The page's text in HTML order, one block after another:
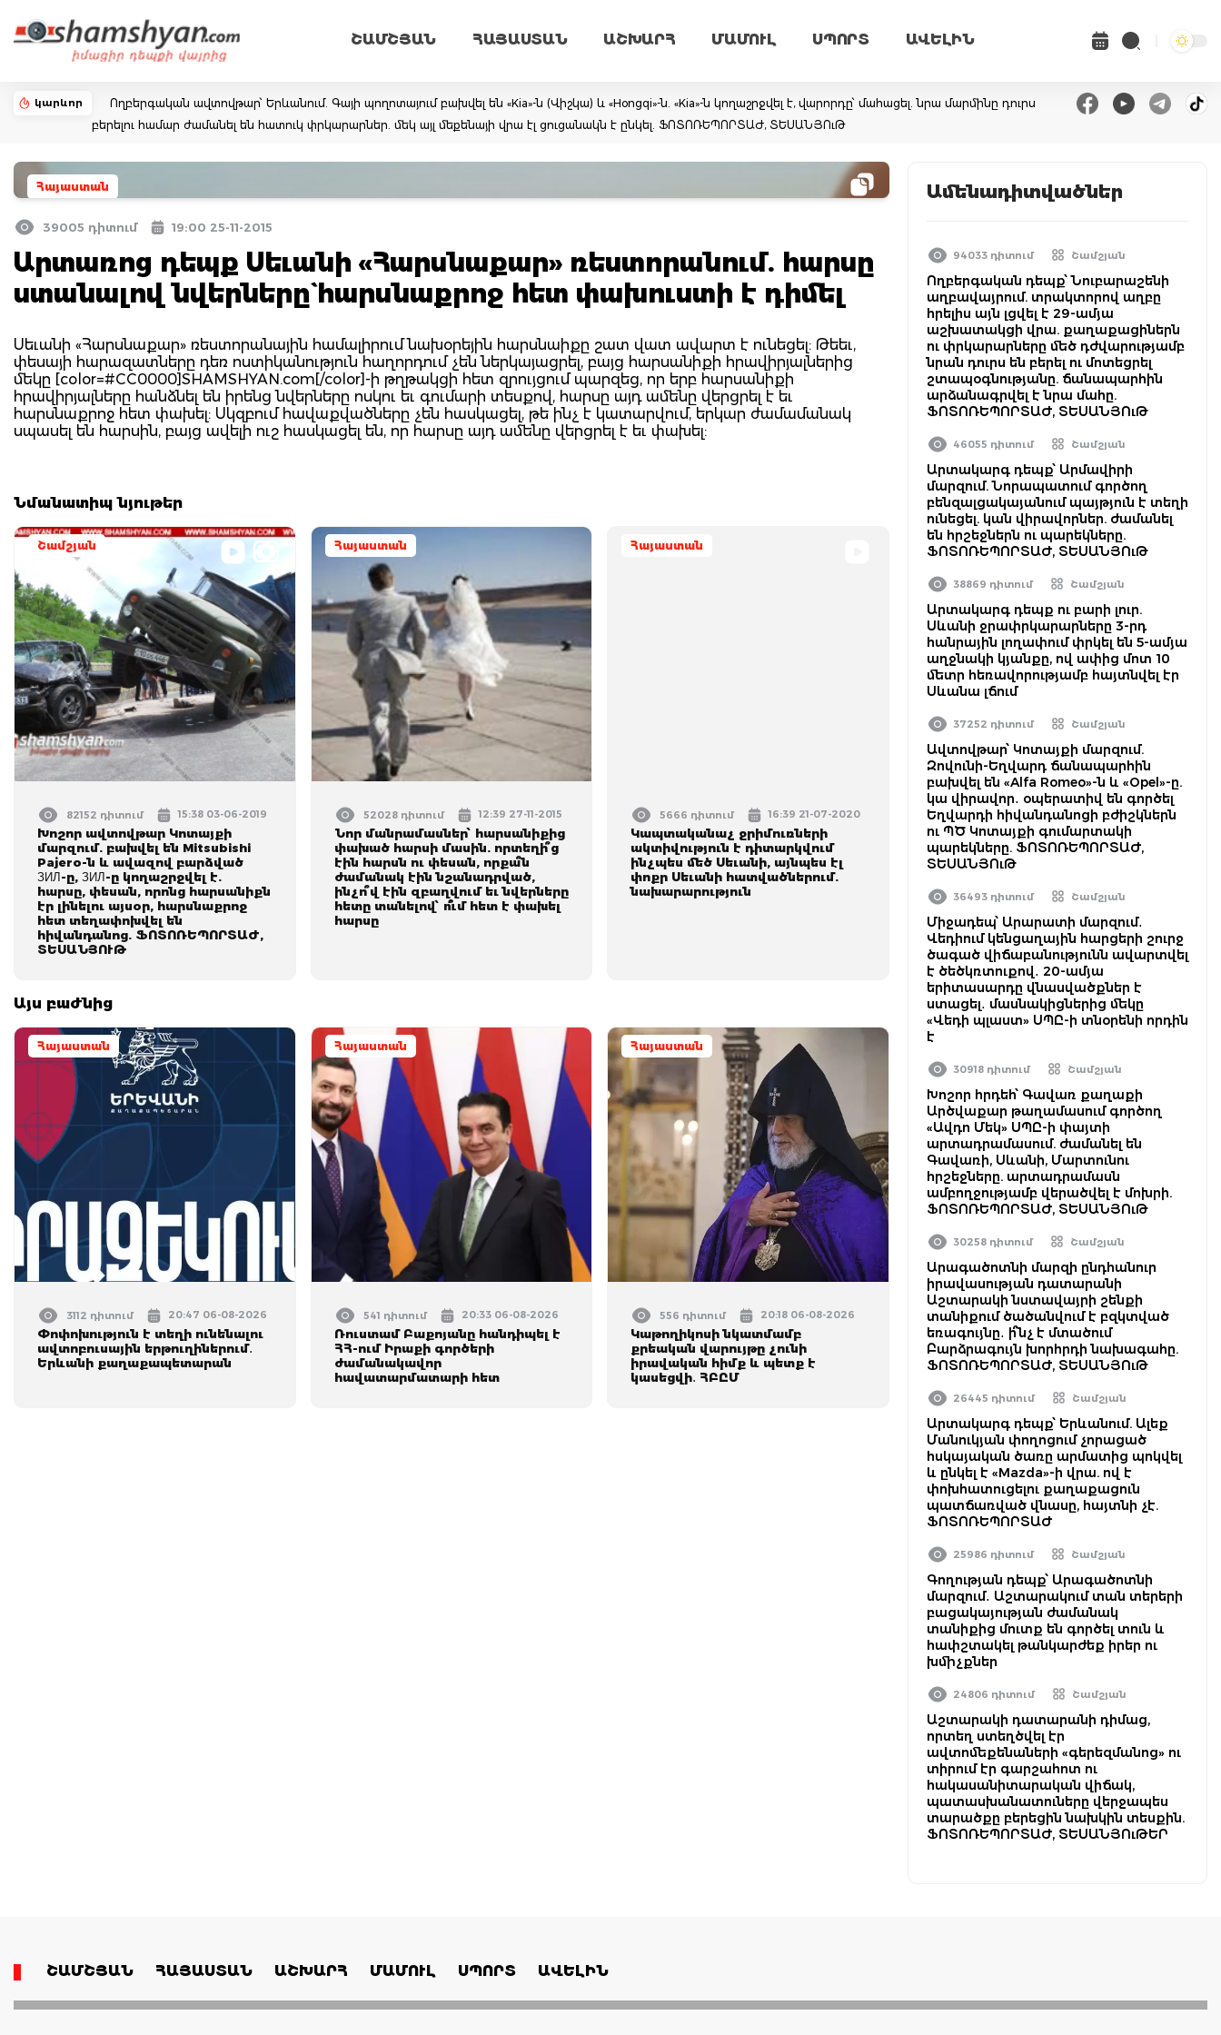
ՇԱՄՇՅԱՆ ՀԱՅԱՍՏԱՆ ԱՇԽԱՐՀ ՄԱՄՈՒԼ ՍՊՈՐՏ ԱՎԵԼԻՆ
կարևոր
Ողբերգական ավտովթար՝ Երևանում. Գայի պողոտայում բախվել են «Kia»-ն (Վիշկա) և «Hongqi»-ն. «Kia»-ն կողաշրջվել է, վարորդը՝ մահացել. նրա մարմինը դուրս
բերելու համար ժամանել են հատուկ փրկարարներ. մեկ այլ մեքենայի վրա էլ ցուցանակն է ընկել. ՖՈՏՈՌԵՊՈՐՏԱԺ, ՏԵՍԱՆՅՈւԹ
Հայաստան
39005 դիտում 19:00 25-11-2015
Արտառոց դեպք Սեւանի «Հարսնաքար» ռեստորանում. հարսը
ստանալով նվերները` հարսնաքրոջ հետ փախուստի է դիմել
Սեւանի «Հարսնաքար» ռեստորանային համալիրում նախօրեյին հարսնաիքը շատ վատ ավարտ է ունեցել: Թեեւ,
փեսայի հարազատները դեռ ոստիկանություն հաղորդում չեն ներկայացրել, բայց հարսանիքի հրավիրյալներից
մեկը [color=#CC0000]SHAMSHYAN.com[/color]-ի թղթակցի հետ զրույցում պարզեց, որ երբ հարսանիքի
հրավիրյալները հանձնել են իրենց նվերները ոսկու եւ գումարի տեսքով, հարսը այդ ամենը վերցրել է եւ
հարսնաքրոջ հետ փախել: Սկզբում հավաքվածները չեն հասկացել, թե ինչ է կատարվում, երկար ժամամանակ
սպասել են հարսին, բայց ավելի ուշ հասկացել են, որ հարսը այդ ամենը վերցրել է եւ փախել:
Նմանատիպ նյութեր
Շամշյան
82152 դիտում 15:38 03-06-2019
Խոշոր ավտովթար Կոտայքի
մարզում. բախվել են Mitsubishi
Pajero-ն և ավազով բարձված
ЗИЛ-ը, ЗИЛ-ը կողաշրջվել է.
հարսը, փեսան, որոնց հարսանիքն
էր լինելու այսօր, հարսնաքրոջ
հետ տեղափոխվել են
հիվանդանոց. ՖՈՏՈՌԵՊՈՐՏԱԺ,
ՏԵՍԱՆՅՈՒԹ
Հայաստան
52028 դիտում 12:39 27-11-2015
Նոր մանրամասներ՝ հարսանիքից
փախած հարսի մասին. որտեղի՞ց
էին հարսն ու փեսան, որքա՞ն
ժամանակ էին նշանադրված,
ինչո՞վ էին զբաղվում եւ նվերները
հետը տանելով՝ ո՞ւմ հետ է փախել
հարսը
Հայաստան
5666 դիտում 16:39 21-07-2020
Կապտականաչ ջրիմուռների
ակտիվություն է դիտարկվում
ինչպես մեծ Սեւանի, այնպես էլ
փոքր Սեւանի հատվածներում.
նախարարություն
Այս բաժնից
Հայաստան
3112 դիտում 20:47 06-08-2026
Փոփոխություն է տեղի ունենալու
ավտոբուսային երթուղիներում․
Երևանի քաղաքապետարան
Հայաստան
541 դիտում 20:33 06-08-2026
Ռուստամ Բաքոյանը հանդիպել է
ՀՀ-ում Իրաքի գործերի
ժամանակավոր
հավատարմատարի հետ
Հայաստան
556 դիտում 20:18 06-08-2026
Կաթողիկոսի նկատմամբ
քրեական վարույթը չունի
իրավական հիմք և պետք է
կասեցվի․ ՀԲԸՄ
Ամենադիտվածներ
94033 դիտում Շամշյան
Ողբերգական դեպք՝ Նուբարաշենի
աղբավայրում. տրակտորով աղբը
հրելիս այն լցվել է 29-ամյա
աշխատակցի վրա. քաղաքացիներն
ու փրկարարները մեծ դժվարությամբ
նրան դուրս են բերել ու մոտեցրել
շտապօգնությանը. ճանապարհին
արձանագրվել է նրա մահը.
ՖՈՏՈՌԵՊՈՐՏԱԺ, ՏԵՍԱՆՅՈւԹ
46055 դիտում Շամշյան
Արտակարգ դեպք՝ Արմավիրի
մարզում. Նորապատում գործող
բենզալցակայանում պայթյուն է տեղի
ունեցել. կան վիրավորներ. ժամանել
են հրշեջներն ու պարեկները.
ՖՈՏՈՌԵՊՈՐՏԱԺ, ՏԵՍԱՆՅՈւԹ
38869 դիտում Շամշյան
Արտակարգ դեպք ու բարի լուր.
Սևանի ջրափրկարարները 3-րդ
հանրային լողափում փրկել են 5-ամյա
աղջնակի կյանքը, ով ափից մոտ 10
մետր հեռավորությամբ հայտնվել էր
Սևանա լճում
37252 դիտում Շամշյան
Ավտովթար՝ Կոտայքի մարզում.
Զովունի-Եղվարդ ճանապարհին
բախվել են «Alfa Romeo»-ն և «Opel»-ը.
կա վիրավոր․ օպերատիվ են գործել
Եղվարդի հիվանդանոցի բժիշկներն
ու ՊԾ Կոտայքի գումարտակի
պարեկները. ՖՈՏՈՌԵՊՈՐՏԱԺ,
ՏԵՍԱՆՅՈւԹ
36493 դիտում Շամշյան
Միջադեպ՝ Արարատի մարզում․
Վեդիում կենցաղային հարցերի շուրջ
ծագած վիճաբանությունն ավարտվել
է ծեծկռտուքով․ 20-ամյա
երիտասարդը վնասվածքներ է
ստացել․ մասնակիցներից մեկը
«Վեդի պլաստ» ՍՊԸ-ի տնօրենի որդին
է
30918 դիտում Շամշյան
Խոշոր հրդեհ՝ Գավառ քաղաքի
Արծվաքար թաղամասում գործող
«Ավդո Մեկ» ՍՊԸ-ի փայտի
արտադրամասում. ժամանել են
Գավառի, Սևանի, Մարտունու
հրշեջները. արտադրամասն
ամբողջությամբ վերածվել է մոխրի.
ՖՈՏՈՌԵՊՈՐՏԱԺ, ՏԵՍԱՆՅՈւԹ
30258 դիտում Շամշյան
Արագածոտնի մարզի ընդհանուր
իրավասության դատարանի
Աշտարակի նստավայրի շենքի
տանիքում ծածանվում է բզկտված
եռագույնը․ ի՞նչ է մտածում
Բարձրագույն խորհրդի նախագահը.
ՖՈՏՈՌԵՊՈՐՏԱԺ, ՏԵՍԱՆՅՈւԹ
26445 դիտում Շամշյան
Արտակարգ դեպք՝ Երևանում. Ալեք
Մանուկյան փողոցում չորացած
հսկայական ծառը արմատից պոկվել
և ընկել է «Mazda»-ի վրա. ով է
փոխհատուցելու քաղաքացուն
պատճառված վնասը, հայտնի չէ.
ՖՈՏՈՌԵՊՈՐՏԱԺ
25986 դիտում Շամշյան
Գողության դեպք՝ Արագածոտնի
մարզում․ Աշտարակում տան տերերի
բացակայության ժամանակ
տանիքից մուտք են գործել տուն և
հափշտակել թանկարժեք իրեր ու
խմիչքներ
24806 դիտում Շամշյան
Աշտարակի դատարանի դիմաց,
որտեղ ստեղծվել էր
ավտոմեքենաների «գերեզմանոց» ու
տիրում էր գարշահոտ ու
հակասանիտարական վիճակ,
պատասխանատուները վերջապես
տարածքը բերեցին նախկին տեսքին.
ՖՈՏՈՌԵՊՈՐՏԱԺ, ՏԵՍԱՆՅՈւԹԵՐ
ՇԱՄՇՅԱՆ ՀԱՅԱՍՏԱՆ ԱՇԽԱՐՀ ՄԱՄՈՒԼ ՍՊՈՐՏ ԱՎԵԼԻՆ